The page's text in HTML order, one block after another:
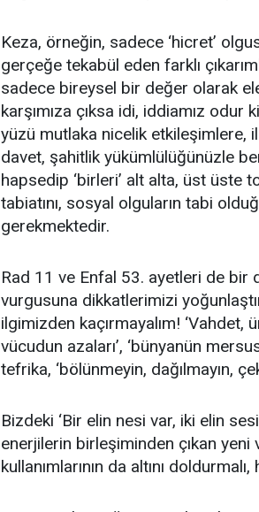
Keza, örneğin, sadece ‘hicret’
gerçeğe tekabül eden farklı
sadece bireysel bir değer olarak
karşımıza çıksa idi, iddiamız
yüzü mutlaka nicelik etkileşimlere,
davet, şahitlik yükümlülüğünüzle
hapsedip ‘birleri’ alt alta, üst üste
tabiatını, sosyal olguların tabi
gerekmektedir.
Rad 11 ve Enfal 53. ayetleri de bir
vurgusuna dikkatlerimizi
ilgimizden kaçırmayalım! ‘Vahdet,
vücudun azaları’, ‘bünyanün
tefrika, ‘bölünmeyin, dağılmayın,
Bizdeki ‘Bir elin nesi var, iki elin
enerjilerin birleşiminden çıkan yeni
kullanımlarının da altını